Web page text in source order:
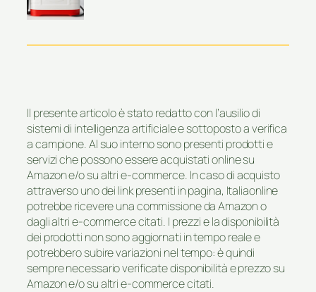
Il presente articolo è stato redatto con l’ausilio di
sistemi di intelligenza artificiale e sottoposto a verifica
a campione. Al suo interno sono presenti prodotti e
servizi che possono essere acquistati online su
Amazon e/o su altri e-commerce. In caso di acquisto
attraverso uno dei link presenti in pagina, Italiaonline
potrebbe ricevere una commissione da Amazon o
dagli altri e-commerce citati. I prezzi e la disponibilità
dei prodotti non sono aggiornati in tempo reale e
potrebbero subire variazioni nel tempo: è quindi
sempre necessario verificate disponibilità e prezzo su
Amazon e/o su altri e-commerce citati.